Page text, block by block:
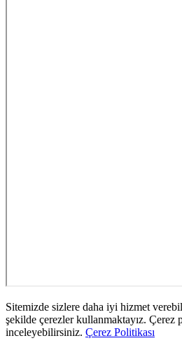
Sitemizde sizlere daha iyi hizmet
şekilde çerezler kullanmaktayız. Çerez
inceleyebilirsiniz. Çerez Politikası